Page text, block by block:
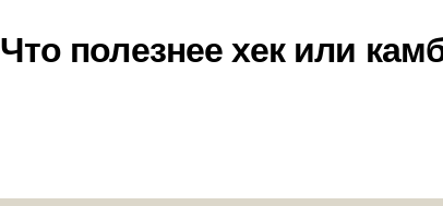
Что полезнее хек или